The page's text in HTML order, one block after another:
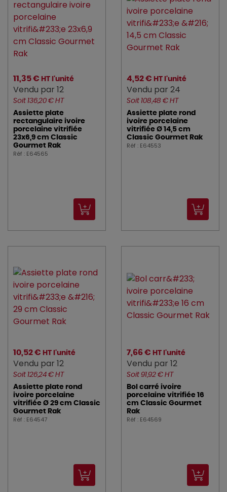
11,35 € HT l'unité
Vendu par 12
Soit 136,20 € HT
Assiette plate
rectangulaire ivoire
porcelaine vitrifiée
23x6,9 cm Classic
Gourmet Rak
Réf : E64565
4,52 € HT l'unité
Vendu par 24
Soit 108,48 € HT
Assiette plate rond
ivoire porcelaine
vitrifiée Ø 14,5 cm
Classic Gourmet Rak
Réf : E64553
10,52 € HT l'unité
Vendu par 12
Soit 126,24 € HT
Assiette plate rond
ivoire porcelaine
vitrifiée Ø 29 cm Classic
Gourmet Rak
Réf : E64547
7,66 € HT l'unité
Vendu par 12
Soit 91,92 € HT
Bol carré ivoire
porcelaine vitrifiée 16
cm Classic Gourmet
Rak
Réf : E64569